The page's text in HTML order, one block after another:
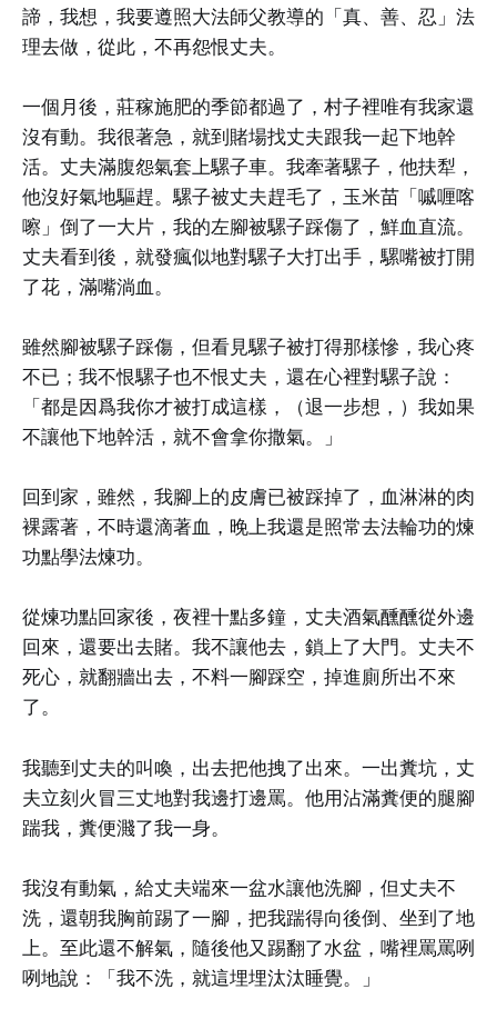
諦，我想，我要遵照大法師父教導的「真、善、忍」法
理去做，從此，不再怨恨丈夫。
一個月後，莊稼施肥的季節都過了，村子裡唯有我家還
沒有動。我很著急，就到賭場找丈夫跟我一起下地幹
活。丈夫滿腹怨氣套上騾子車。我牽著騾子，他扶犁，
他沒好氣地驅趕。騾子被丈夫趕毛了，玉米苗「嘁喱喀
嚓」倒了一大片，我的左腳被騾子踩傷了，鮮血直流。
丈夫看到後，就發瘋似地對騾子大打出手，騾嘴被打開
了花，滿嘴淌血。
雖然腳被騾子踩傷，但看見騾子被打得那樣慘，我心疼
不已；我不恨騾子也不恨丈夫，還在心裡對騾子說：
「都是因爲我你才被打成這樣，（退一步想，）我如果
不讓他下地幹活，就不會拿你撒氣。」
回到家，雖然，我腳上的皮膚已被踩掉了，血淋淋的肉
裸露著，不時還滴著血，晚上我還是照常去法輪功的煉
功點學法煉功。
從煉功點回家後，夜裡十點多鐘，丈夫酒氣醺醺從外邊
回來，還要出去賭。我不讓他去，鎖上了大門。丈夫不
死心，就翻牆出去，不料一腳踩空，掉進廁所出不來
了。
我聽到丈夫的叫喚，出去把他拽了出來。一出糞坑，丈
夫立刻火冒三丈地對我邊打邊罵。他用沾滿糞便的腿腳
踹我，糞便濺了我一身。
我沒有動氣，給丈夫端來一盆水讓他洗腳，但丈夫不
洗，還朝我胸前踢了一腳，把我踹得向後倒、坐到了地
上。至此還不解氣，隨後他又踢翻了水盆，嘴裡罵罵咧
咧地說：「我不洗，就這埋埋汰汰睡覺。」